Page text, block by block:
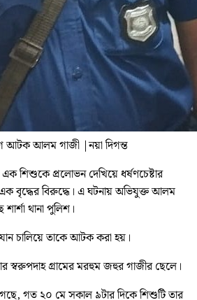
আটক আলম গাজী |নয়া দিগন্ত
শিশুকে প্রলোভন দেখিয়ে ধর্ষণচেষ্টার
বৃদ্ধের বিরুদ্ধে। এ ঘটনায় অভিযুক্ত আলম
থানা পুলিশ।
চালিয়ে তাকে আটক করা হয়।
গ্রামের মরহুম জহুর গাজীর ছেলে।
গত ২০ মে সকাল ৯টার দিকে শিশুটি তার